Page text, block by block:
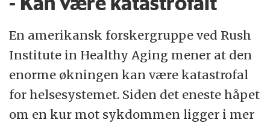
En amerikansk forskergruppe ved Rush
Institute in Healthy Aging mener at den
enorme økningen kan være katastrofal
for helsesystemet. Siden det eneste håpet
om en kur mot sykdommen ligger i mer